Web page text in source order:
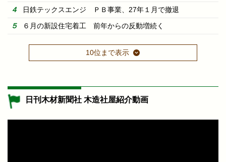
日鉄テックスエンジ ＰＢ事業、27年１月で撤退
６月の新設住宅着工 前年からの反動増続く
10位まで表示
日刊木材新聞社 木造社屋紹介動画